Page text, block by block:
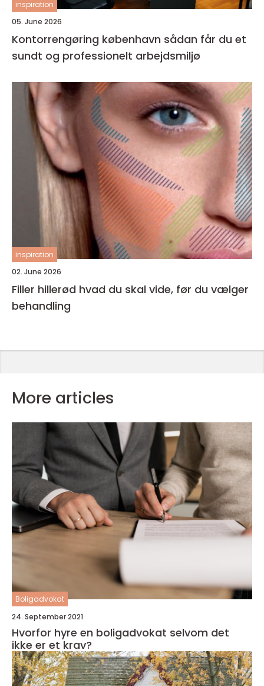
inspiration
05. June 2026
Kontorrengøring københavn sådan får du et
sundt og professionelt arbejdsmiljø
inspiration
02. June 2026
Filler hillerød hvad du skal vide, før du vælger
behandling
More articles
Boligadvokat
24. September 2021
Hvorfor hyre en boligadvokat selvom det
ikke er et krav?